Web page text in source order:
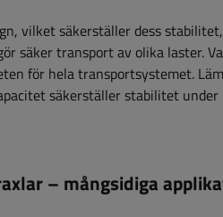
vilket säkerställer dess
säker transport av olika laster.
för hela transportsystemet.
säkerställer stabilitet
– mångsidiga